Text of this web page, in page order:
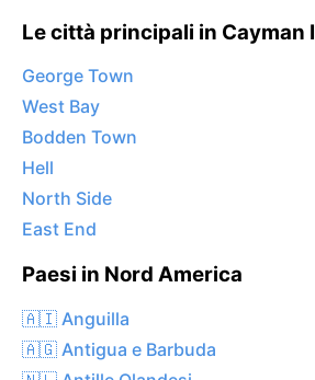
Le città principali in Cayman
George Town
West Bay
Bodden Town
Hell
North Side
East End
Paesi in Nord America
🇦🇮 Anguilla
🇦🇬 Antigua e Barbuda